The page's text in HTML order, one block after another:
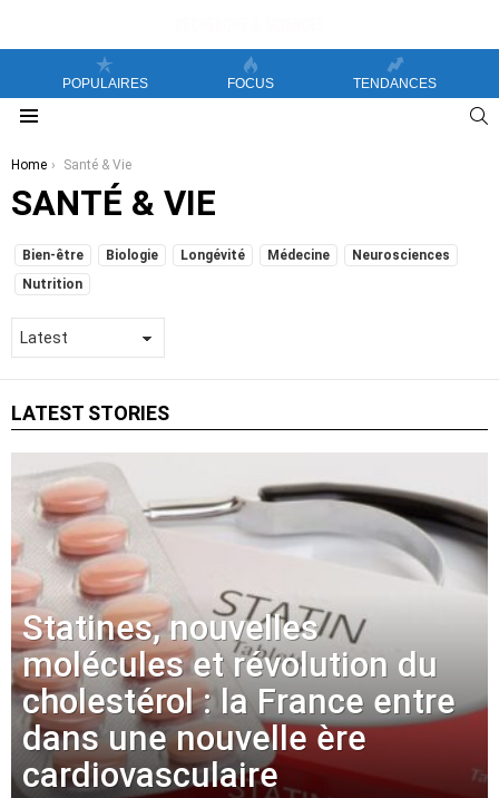
POPULAIRES FOCUS TENDANCES
You are here:
Home Santé & Vie
SANTÉ & VIE
SUBTERMS
Bien-être Biologie Longévité Médecine
Neurosciences
Nutrition
LATEST STORIES
Statines, nouvelles
molécules et révolution du
cholestérol : la France entre
dans une nouvelle ère
cardiovasculaire